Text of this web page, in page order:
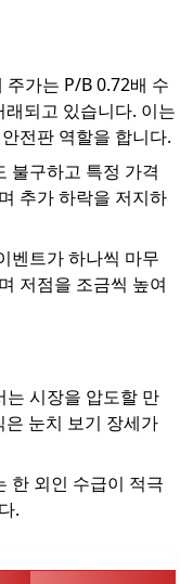
주가는 P/B 0.72배 수
되고 있습니다. 이는
전판 역할을 합니다.
불구하고 특정 가격
추가 하락을 저지하
벤트가 하나씩 마무
저점을 조금씩 높여
시장을 압도할 만
눈치 보기 장세가
한 외인 수급이 적극
.